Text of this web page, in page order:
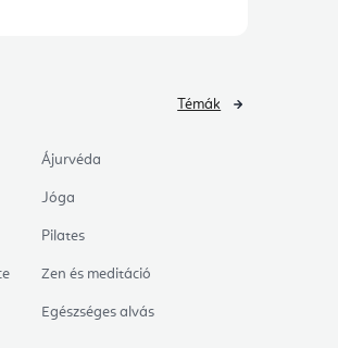
Ájurvéda
Jóga
Pilates
Zen és meditáció
Egészséges alvás
Témák